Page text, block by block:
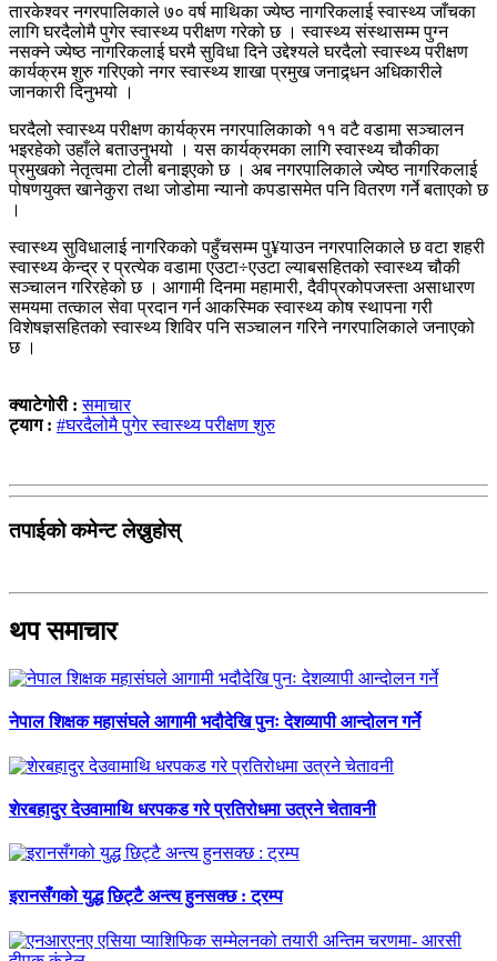
तारकेश्वर नगरपालिकाले ७० वर्ष माथिका ज्येष्ठ नागरिकलाई स्वास्थ्य जाँचका
लागि घरदैलोमै पुगेर स्वास्थ्य परीक्षण गरेको छ । स्वास्थ्य संस्थासम्म पुग्न
नसक्ने ज्येष्ठ नागरिकलाई घरमै सुविधा दिने उद्देश्यले घरदैलो स्वास्थ्य परीक्षण
कार्यक्रम शुरु गरिएको नगर स्वास्थ्य शाखा प्रमुख जनाद्र्धन अधिकारीले
जानकारी दिनुभयो ।
घरदैलो स्वास्थ्य परीक्षण कार्यक्रम नगरपालिकाको ११ वटै वडामा सञ्चालन
भइरहेको उहाँले बताउनुभयो । यस कार्यक्रमका लागि स्वास्थ्य चौकीका
प्रमुखको नेतृत्वमा टोली बनाइएको छ । अब नगरपालिकाले ज्येष्ठ नागरिकलाई
पोषणयुक्त खानेकुरा तथा जोडोमा न्यानो कपडासमेत पनि वितरण गर्ने बताएको छ
।
स्वास्थ्य सुविधालाई नागरिकको पहुँचसम्म पु¥याउन नगरपालिकाले छ वटा शहरी
स्वास्थ्य केन्द्र र प्रत्येक वडामा एउटा÷एउटा ल्याबसहितको स्वास्थ्य चौकी
सञ्चालन गरिरहेको छ । आगामी दिनमा महामारी, दैवीप्रकोपजस्ता असाधारण
समयमा तत्काल सेवा प्रदान गर्न आकस्मिक स्वास्थ्य कोष स्थापना गरी
विशेषज्ञसहितको स्वास्थ्य शिविर पनि सञ्चालन गरिने नगरपालिकाले जनाएको
छ ।
क्याटेगोरी :समाचार
ट्याग : #घरदैलोमै पुगेर स्वास्थ्य परीक्षण शुरु
तपाईको कमेन्ट लेख्नुहोस्
थप समाचार
नेपाल शिक्षक महासंघले आगामी भदौदेखि पुनः देशव्यापी आन्दोलन गर्ने
शेरबहादुर देउवामाथि धरपकड गरे प्रतिरोधमा उत्रने चेतावनी
इरानसँगको युद्ध छिट्टै अन्त्य हुनसक्छ : ट्रम्प